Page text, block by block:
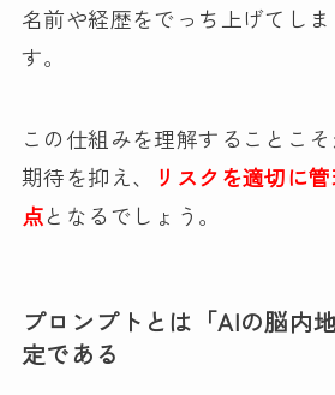
名前や経歴をでっち上げてし
す。
この仕組みを理解することこ
期待を抑え、
リスクを適切に
点となるでしょう。
プロンプトとは「AIの脳内
定である